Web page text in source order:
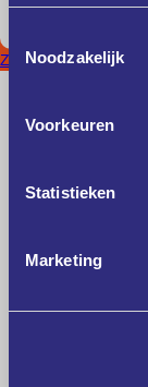
Noodzakelijk
Voorkeuren
Statistieken
Marketing
Zeeland